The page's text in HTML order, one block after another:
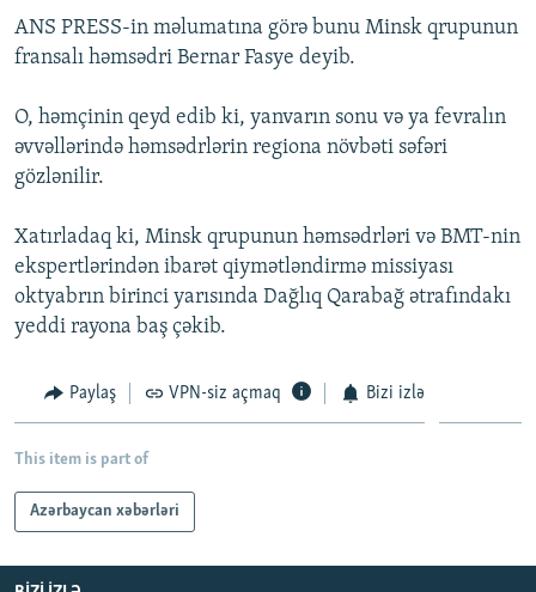
FOTOQALEREYA
KARIKATURA
OXU ZALI
İSLAM VƏ DEMOKRATIYA
İZ - MƏDƏNIYYƏT PROQRAMI
HAQQIMIZDA
PEŞƏ ETIKASI VƏ JURNALISTIKA STANDARTLARIMIZ
MATERIALLARIMIZDAN ISTIFADƏ
BIZIMLƏ ƏLAQƏ
XƏBƏR BÜLLETENLƏRIMIZ
ANS PRESS-in məlumatına görə bunu Minsk qrupunun
fransalı həmsədri Bernar Fasye deyib.
O, həmçinin qeyd edib ki, yanvarın sonu və ya fevralın
əvvəllərində həmsədrlərin regiona növbəti səfəri
gözlənilir.
Xatırladaq ki, Minsk qrupunun həmsədrləri və BMT-nin
ekspertlərindən ibarət qiymətləndirmə missiyası
oktyabrın birinci yarısında Dağlıq Qarabağ ətrafındakı
yeddi rayona baş çəkib.
Paylaş VPN-siz açmaq Bizi izlə
This item is part of
Azərbaycan xəbərləri